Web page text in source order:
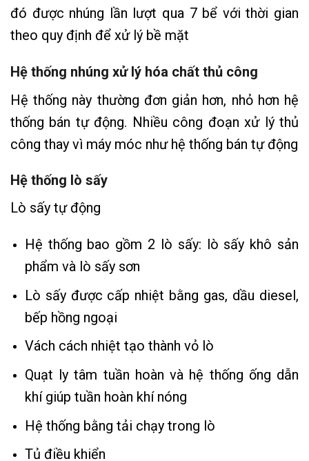
đó được nhúng lần lượt qua 7 bể với thời gian
theo quy định để xử lý bề mặt
Hệ thống nhúng xử lý hóa chất thủ công
Hệ thống này thường đơn giản hơn, nhỏ hơn hệ
thống bán tự động. Nhiều công đoạn xử lý thủ
công thay vì máy móc như hệ thống bán tự động
Hệ thống lò sấy
Lò sấy tự động
Hệ thống bao gồm 2 lò sấy: lò sấy khô sản
phẩm và lò sấy sơn
Lò sấy được cấp nhiệt bằng gas, dầu diesel,
bếp hồng ngoại
Vách cách nhiệt tạo thành vỏ lò
Quạt ly tâm tuần hoàn và hệ thống ống dẫn
khí giúp tuần hoàn khí nóng
Hệ thống bằng tải chạy trong lò
Tủ điều khiển